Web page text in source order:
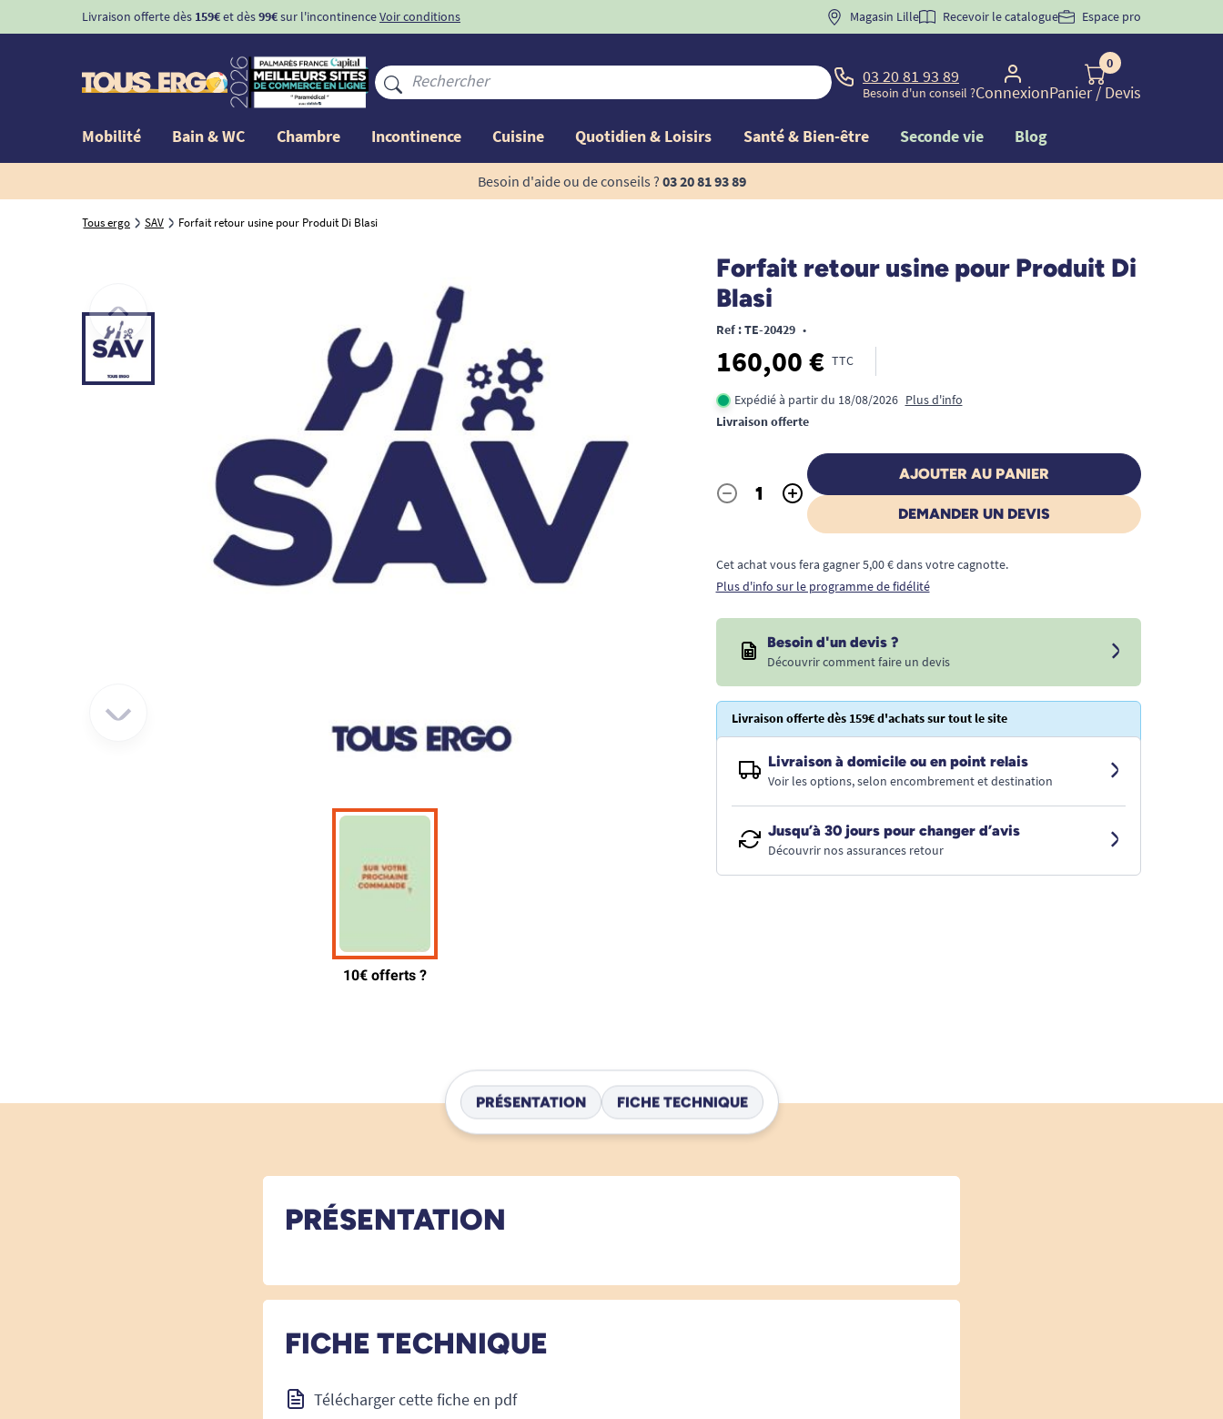
Livraison offerte dès 159€et dès99€sur l'incontinenceVoir conditions BIENVENUE" pourla 1ère commande d'incontinence
Magasin Lille Recevoir le catalogue Espace pro
03 20 81 93 89
Besoin d'un conseil ?Connexion
0
Panier/ Devis
Mobilité Bain & WC Chambre Incontinence Cuisine Quotidien & Loisirs Santé & Bien-être Seconde vie Blog
Besoin d'aide ou de conseils ? 03 20 81 93 89
Tous ergo SAV Forfait retour usine pour Produit Di Blasi
Forfait retour usine pour Produit Di
Blasi
Ref : TE-20429 •
160,00 € TTC
Expédié à partir du 18/08/2026 Plus d'info
Livraison offerte
Quantité
- +
AJOUTER AU PANIER
DEMANDER UN DEVIS
Cet achat vous fera gagner 5,00 € dans votre cagnotte.
Plus d'info sur le programme de fidélité
Besoin d'un devis ?
Découvrir comment faire un devis
Livraison offerte dès 159€ d'achats sur tout le site
Livraison à domicile ou en point relais
Voir les options, selon encombrement et destination
Jusqu’à 30 jours pour changer d’avis
Découvrir nos assurances retour
PRÉSENTATION FICHE TECHNIQUE
PRÉSENTATION
FICHE TECHNIQUE
Télécharger cette fiche en pdf